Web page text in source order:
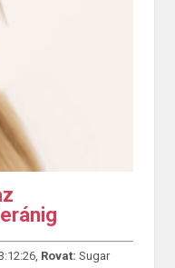
Rovat: Sugar